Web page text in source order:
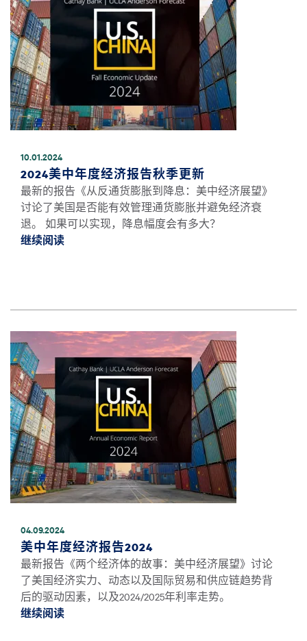
10.01.2024
2024美中年度经济报告秋季更新
最新的报告《从反通货膨胀到降息：美中经济展望》
讨论了美国是否能有效管理通货膨胀并避免经济衰
退。 如果可以实现，降息幅度会有多大？
继续阅读继续阅读2024美中年度经济报告秋季更新 *
图像
04.09.2024
美中年度经济报告2024
最新报告《两个经济体的故事：美中经济展望》讨论
了美国经济实力、动态以及国际贸易和供应链趋势背
后的驱动因素，以及2024/2025年利率走势。
继续阅读继续阅读美中年度经济报告2024 *